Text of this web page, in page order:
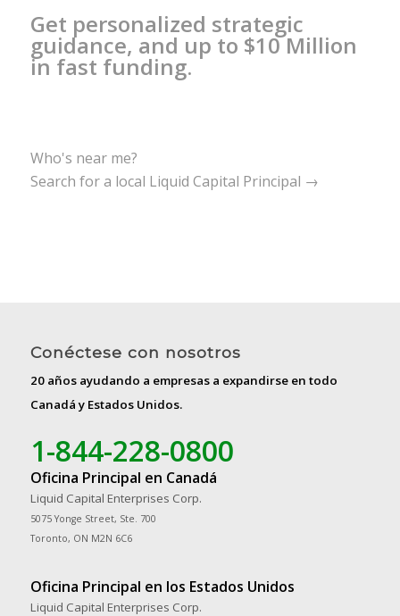
Get personalized strategic
guidance, and up to $10 Million
in fast funding.
Who's near me?
Search for a local Liquid Capital Principal →
Conéctese con nosotros
20 años ayudando a empresas a expandirse en todo
Canadá y Estados Unidos.
1-844-228-0800
Oficina Principal en Canadá
Liquid Capital Enterprises Corp.
5075 Yonge Street, Ste. 700
Toronto, ON M2N 6C6
Oficina Principal en los Estados Unidos
Liquid Capital Enterprises Corp.